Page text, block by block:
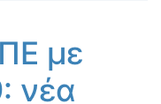
με
νέα